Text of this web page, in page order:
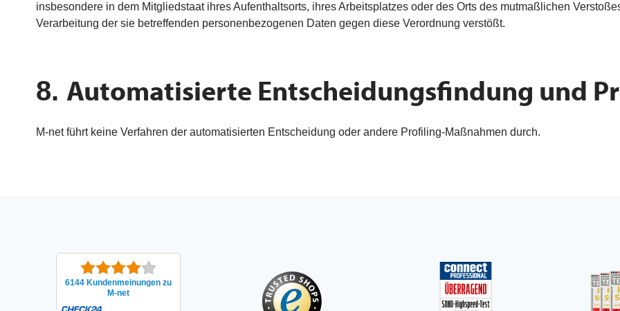
insbesondere in dem Mitgliedstaat ihres Aufenthaltsorts, ihres Arbeitsplatzes oder des Orts des mutmaßlichen
Verarbeitung der sie betreffenden personenbezogenen Daten gegen diese Verordnung verstößt.
8. Automatisierte Entscheidungsfindung und
M-net führt keine Verfahren der automatisierten Entscheidung oder andere Profiling-Maßnahmen durch.
6144 Kunden­meinungen zu
M-net